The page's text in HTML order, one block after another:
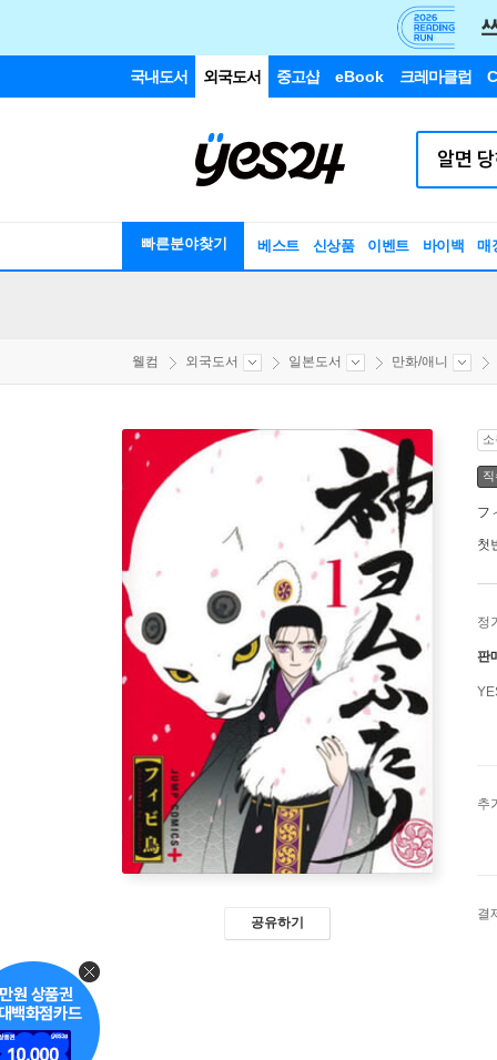
국내도서 외국도서 중고샵 eBook 크레마클럽
빠른분야찾기 베스트 신상품 이벤트 바이백 매
웰컴 외국도서 일본도서 만화/애니
공유하기
フ
첫
정
판
추
결